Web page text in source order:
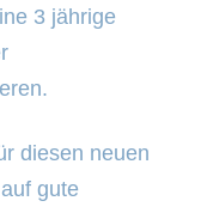
3 jährige
diesen neuen
gute